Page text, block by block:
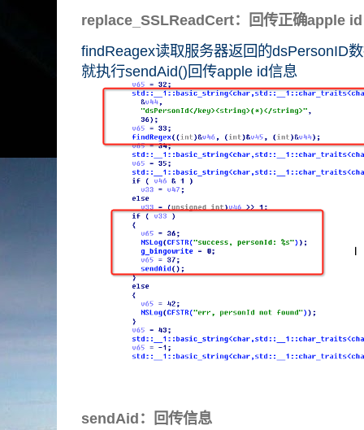
replace_SSLReadCert：回传正确apple id
findReagex读取服务器返回的dsPersonID
就执行sendAid()回传apple id信息
sendAid：回传信息